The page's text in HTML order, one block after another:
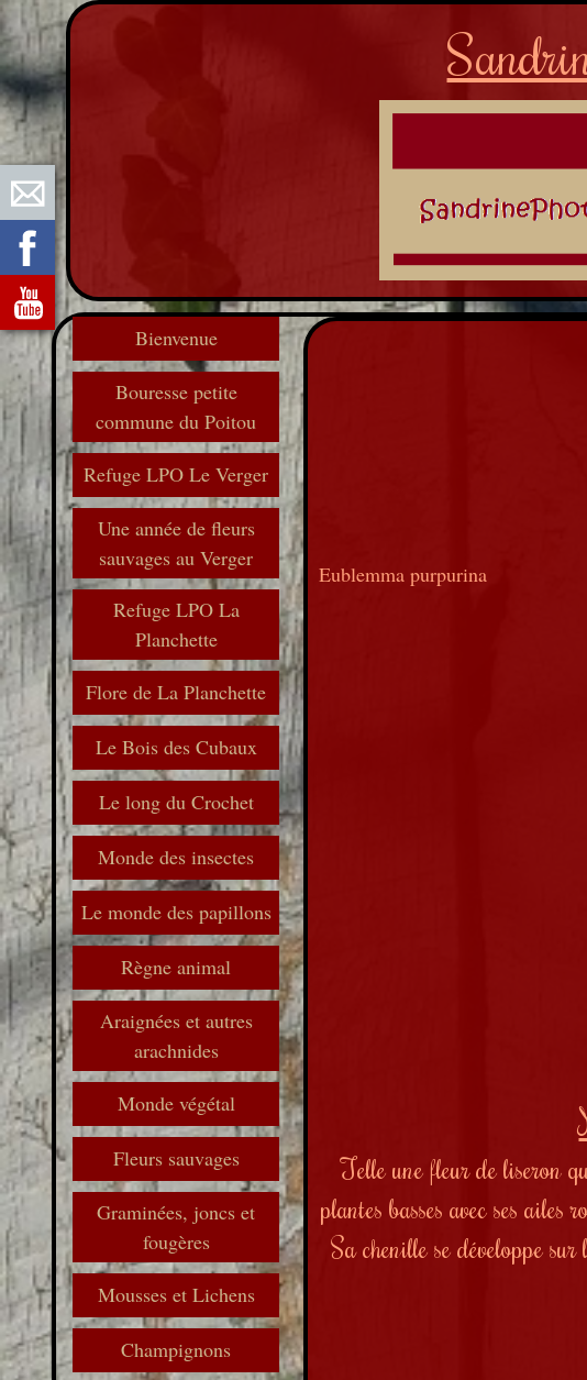
Bienvenue
Bouresse petite
commune du Poitou
Refuge LPO Le Verger
Une année de fleurs
sauvages au Verger
Refuge LPO La
Planchette
Flore de La Planchette
Le Bois des Cubaux
Le long du Crochet
Monde des insectes
Le monde des papillons
Règne animal
Araignées et autres
arachnides
Monde végétal
Fleurs sauvages
Graminées, joncs et
fougères
Mousses et Lichens
Champignons
Eublemma purpurina
Telle une fleur de liseron
plantes basses avec ses ailes
Sa chenille se développe